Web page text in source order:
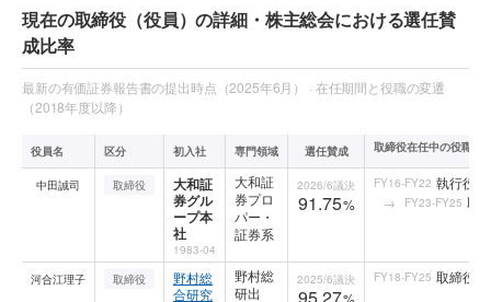
現在の取締役（役員）の詳細・株主総会における選任賛
成比率
最新の有価証券報告書の提出時点（2025年6月） · 在任期間と役職の変遷
（2018年度以降）
役員名 区分 初入社 専門領域 選任賛成 取締役在任中の役職変
中田誠司 取締役
大和証
券グル
ープ本
社
1983-04
大和証
券プロ
パー・
証券系
2026/6議決
91.75%
FY16-FY22 執行役
FY23-FY25 取
河合江理子 取締役
野村総
合研究
野村総
研出
2025/6議決
%
FY18-FY25 取締役